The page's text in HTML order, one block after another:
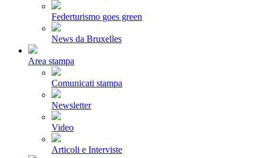
Federturismo goes green
News da Bruxelles
Area stampa
Comunicati stampa
Newsletter
Video
Articoli e Interviste